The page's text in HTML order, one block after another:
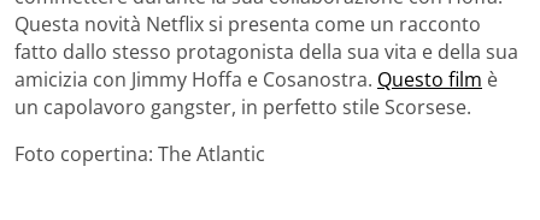
Questa novità Netflix si presenta come un racconto
fatto dallo stesso protagonista della sua vita e della sua
amicizia con Jimmy Hoffa e Cosanostra. Questo film è
un capolavoro gangster, in perfetto stile Scorsese.
Foto copertina: The Atlantic